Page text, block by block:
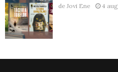
de Jovi Ene 4